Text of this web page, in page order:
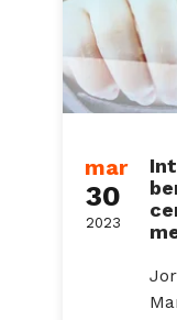
mar
30
2023